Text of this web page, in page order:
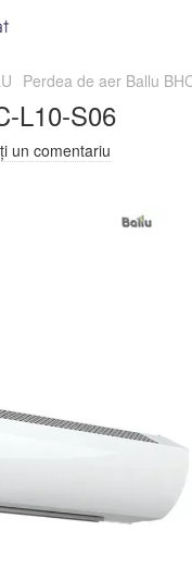
Perdea de aer Ballu
L10-S06
un comentariu